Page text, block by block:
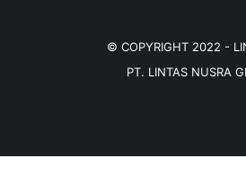
© COPYRIGHT 2022 -
PT. LINTAS NUSRA